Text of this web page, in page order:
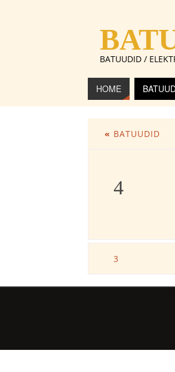
BATUUDID /
HOME
« BATUUDID
4
3